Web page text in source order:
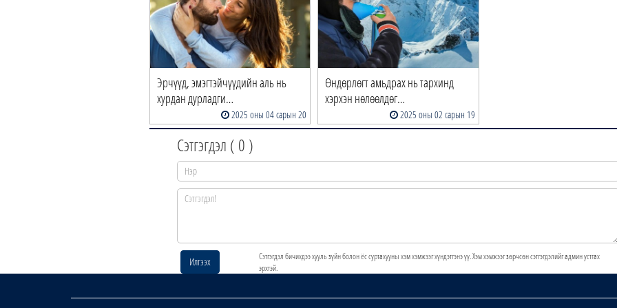
Эрчүүд, эмэгтэйчүүдийн аль нь
хурдан дурладги…
2025 оны 04 сарын 20
Өндөрлөгт амьдрах нь тархинд
хэрхэн нөлөөлдөг…
2025 оны 02 сарын 19
Сэтгэгдэл ( 0 )
Илгээх
Сэтгэгдэл бичихдээ хууль зүйн болон ёс суртахууны хэм хэмжээг хүндэтгэнэ үү. Хэм хэмжээг зөрчсөн сэтгэгдэлийг админ устгах
эрхтэй.